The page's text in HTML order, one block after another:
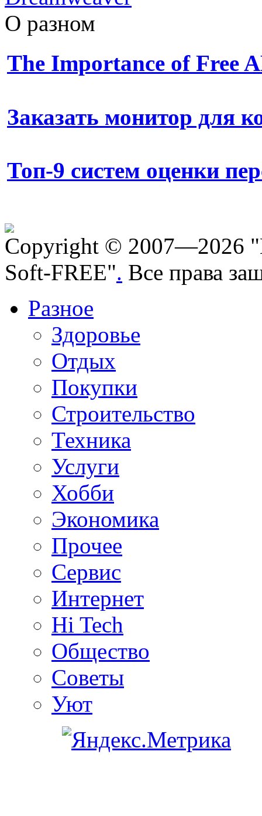
О разном
The Importance of Free
Заказать монитор для
Топ-9 систем оценки
Copyright © 2007—2026
Soft-FREE". Все права
Разное
Здоровье
Отдых
Покупки
Строительство
Техника
Услуги
Хобби
Экономика
Прочее
Сервис
Интернет
Hi Tech
Общество
Советы
Уют